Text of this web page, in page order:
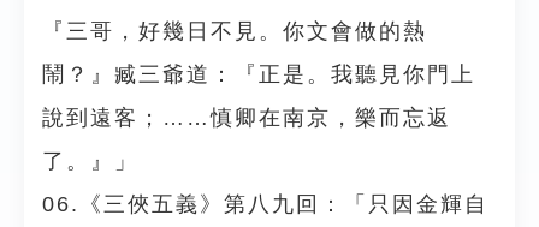
『三哥，好幾日不見。你文會做的熱
鬧？』臧三爺道：『正是。我聽見你門上
說到遠客；……慎卿在南京，樂而忘返
了。』」
06.《三俠五義》第八九回：「只因金輝自